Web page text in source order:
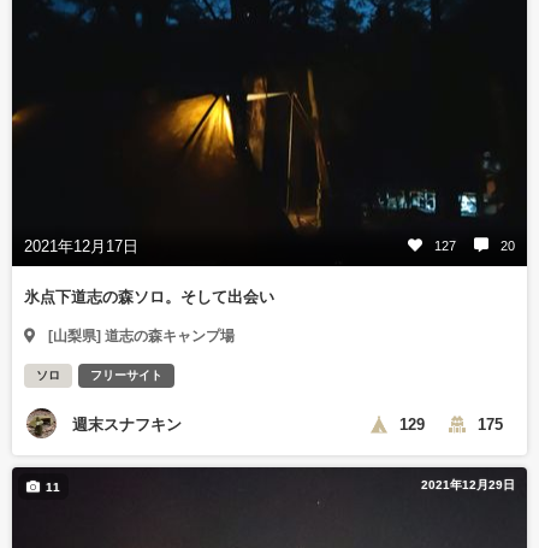
2021年12月17日 127 20
氷点下道志の森ソロ。そして出会い
[山梨県] 道志の森キャンプ場
ソロ フリーサイト
週末スナフキン 129 175
2021年12月29日
11